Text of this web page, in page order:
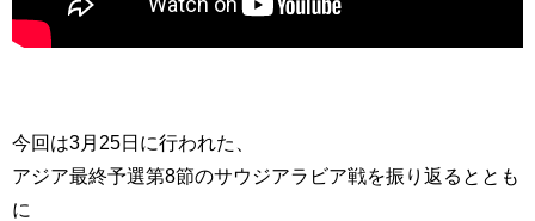
今回は3月25日に行われた、
アジア最終予選第8節のサウジアラビア戦を振り返るととも
に